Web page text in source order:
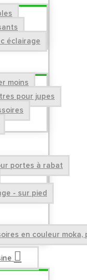
éclairage
moins
pour jupes
portes à rabat
- sur pied
en couleur